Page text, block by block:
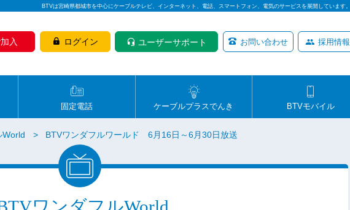
BTVは宮崎県都城市を中心にケーブルテレビ、インターネット、電話、スマートフォン、電気のサービスを展開しています。
入 ログイン ユーザーサポート お問い合わせ 採用情報
固定電話 ケーブルプラスでんき BTVモバイル
World BTVワンダフルワールド 6月16日～6月30日放送